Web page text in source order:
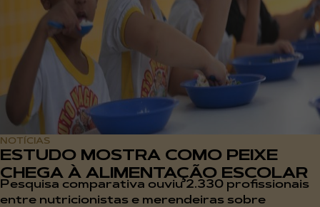
NOTÍCIAS
ESTUDO MOSTRA COMO PEIXE
CHEGA À ALIMENTAÇÃO ESCOLAR
Pesquisa comparativa ouviu 2.330 profissionais
entre nutricionistas e merendeiras sobre